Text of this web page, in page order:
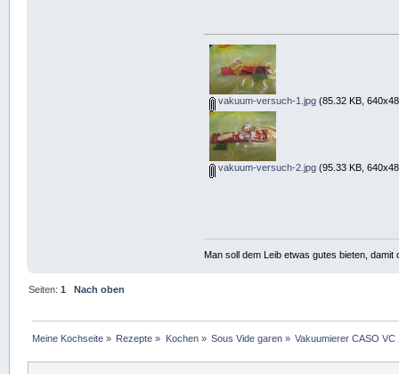
vakuum-versuch-1.jpg(85.32 KB,
vakuum-versuch-2.jpg(95.33 KB,
Man soll dem Leib etwas gutes bieten,
Seiten:1 Nach oben
Meine Kochseite » Rezepte » Kochen» Sous Vide garen » Vakuumierer CASO VC